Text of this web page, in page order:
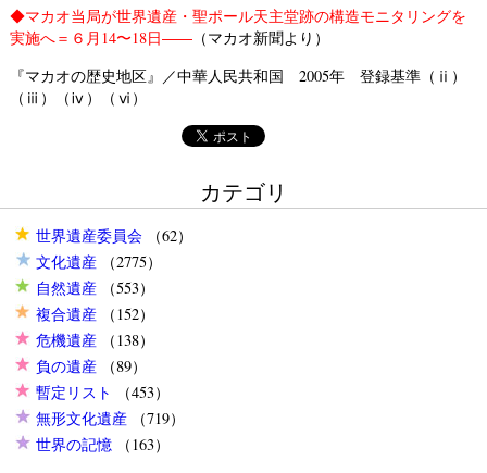
◆マカオ当局が世界遺産・聖ポール天主堂跡の構造モニタリングを
実施へ＝６月14〜18日――（マカオ新聞より）
『マカオの歴史地区』／中華人民共和国 2005年 登録基準（ⅱ）
（ⅲ）（ⅳ）（ⅵ）
カテゴリ
世界遺産委員会（62）
文化遺産（2775）
自然遺産（553）
複合遺産（152）
危機遺産（138）
負の遺産（89）
暫定リスト
（453）
無形文化遺産（719）
世界の記憶（163）